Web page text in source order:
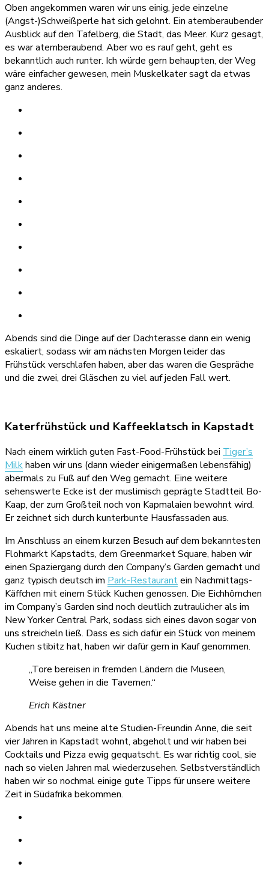
Oben angekommen waren wir uns einig, jede einzelne
(Angst-)Schweißperle hat sich gelohnt. Ein atemberaubender
Ausblick auf den Tafelberg, die Stadt, das Meer. Kurz gesagt,
es war atemberaubend. Aber wo es rauf geht, geht es
bekanntlich auch runter. Ich würde gern behaupten, der Weg
wäre einfacher gewesen, mein Muskelkater sagt da etwas
ganz anderes.
Abends sind die Dinge auf der Dachterasse dann ein wenig
eskaliert, sodass wir am nächsten Morgen leider das
Frühstück verschlafen haben, aber das waren die Gespräche
und die zwei, drei Gläschen zu viel auf jeden Fall wert.
Katerfrühstück und Kaffeeklatsch in Kapstadt
Nach einem wirklich guten Fast-Food-Frühstück bei Tiger’s
Milkhaben wir uns (dann wieder einigermaßen lebensfähig)
abermals zu Fuß auf den Weg gemacht. Eine weitere
sehenswerte Ecke ist der muslimisch geprägte Stadtteil Bo-
Kaap, der zum Großteil noch von Kapmalaien bewohnt wird.
Er zeichnet sich durch kunterbunte Hausfassaden aus.
Im Anschluss an einem kurzen Besuch auf dem bekanntesten
Flohmarkt Kapstadts, dem Greenmarket Square, haben wir
einen Spaziergang durch den Company’s Garden gemacht und
ganz typisch deutsch im Park-Restaurantein Nachmittags-
Käffchen mit einem Stück Kuchen genossen. Die Eichhörnchen
im Company’s Garden sind noch deutlich zutraulicher als im
New Yorker Central Park, sodass sich eines davon sogar von
uns streicheln ließ. Dass es sich dafür ein Stück von meinem
Kuchen stibitz hat, haben wir dafür gern in Kauf genommen.
„Tore bereisen in fremden Ländern die Museen,
Weise gehen in die Tavernen.“
Erich Kästner
Abends hat uns meine alte Studien-Freundin Anne, die seit
vier Jahren in Kapstadt wohnt, abgeholt und wir haben bei
Cocktails und Pizza ewig gequatscht. Es war richtig cool, sie
nach so vielen Jahren mal wiederzusehen. Selbstverständlich
haben wir so nochmal einige gute Tipps für unsere weitere
Zeit in Südafrika bekommen.